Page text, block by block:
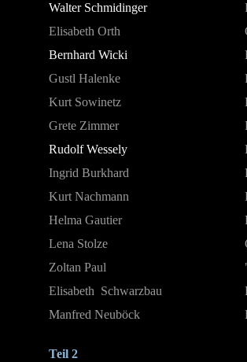
Walter Schmidinger
Elisabeth Orth
Bernhard Wicki
Gustl Halenke
Kurt Sowinetz
Grete Zimmer
Rudolf Wessely
Ingrid Burkhard
Kurt Nachmann
Helma Gautier
Lena Stolze
Zoltan Paul
Elisabeth Schwarzbau
Manfred Neuböck
Teil 2